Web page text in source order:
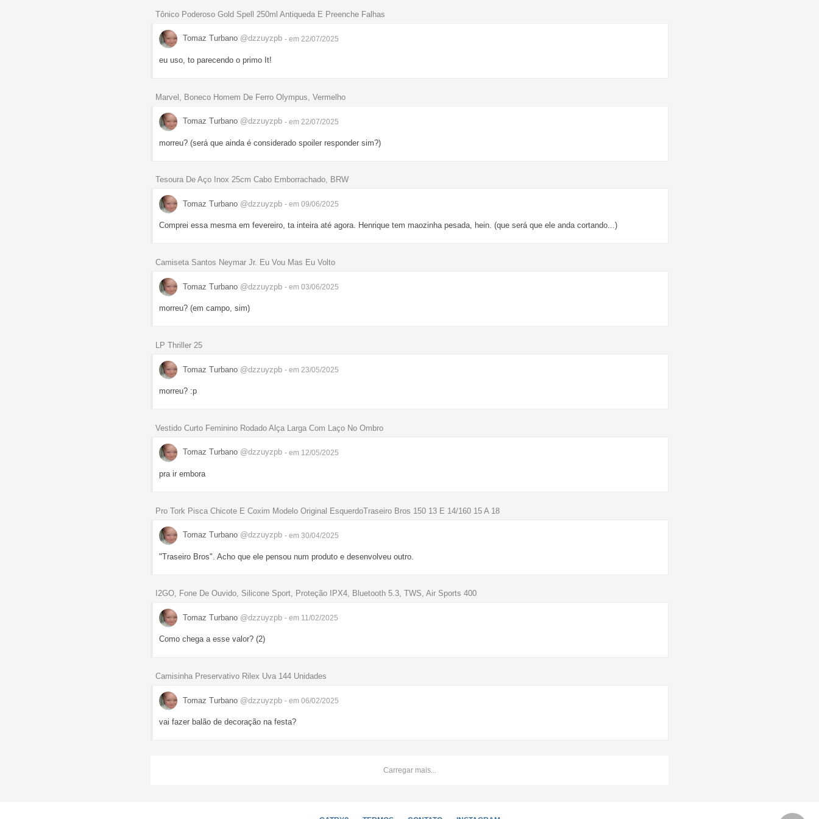
Tônico Poderoso Gold Spell 250ml Antiqueda E Preenche Falhas
Tomaz Turbano @dzzuyzpb - em 22/07/2025
eu uso, to parecendo o primo It!
Marvel, Boneco Homem De Ferro Olympus, Vermelho
Tomaz Turbano @dzzuyzpb - em 22/07/2025
morreu? (será que ainda é considerado spoiler responder sim?)
Tesoura De Aço Inox 25cm Cabo Emborrachado, BRW
Tomaz Turbano @dzzuyzpb - em 09/06/2025
Comprei essa mesma em fevereiro, ta inteira até agora. Henrique tem maozinha pesada, hein. (que será que ele anda cortando...)
Camiseta Santos Neymar Jr. Eu Vou Mas Eu Volto
Tomaz Turbano @dzzuyzpb - em 03/06/2025
morreu? (em campo, sim)
LP Thriller 25
Tomaz Turbano @dzzuyzpb - em 23/05/2025
morreu? :p
Vestido Curto Feminino Rodado Alça Larga Com Laço No Ombro
Tomaz Turbano @dzzuyzpb - em 12/05/2025
pra ir embora
Pro Tork Pisca Chicote E Coxim Modelo Original EsquerdoTraseiro Bros 150 13 E 14/160 15 A 18
Tomaz Turbano @dzzuyzpb - em 30/04/2025
"Traseiro Bros". Acho que ele pensou num produto e desenvolveu outro.
I2GO, Fone De Ouvido, Silicone Sport, Proteção IPX4, Bluetooth 5.3, TWS, Air Sports 400
Tomaz Turbano @dzzuyzpb - em 11/02/2025
Como chega a esse valor? (2)
Camisinha Preservativo Rilex Uva 144 Unidades
Tomaz Turbano @dzzuyzpb - em 06/02/2025
vai fazer balão de decoração na festa?
Carregar mais...